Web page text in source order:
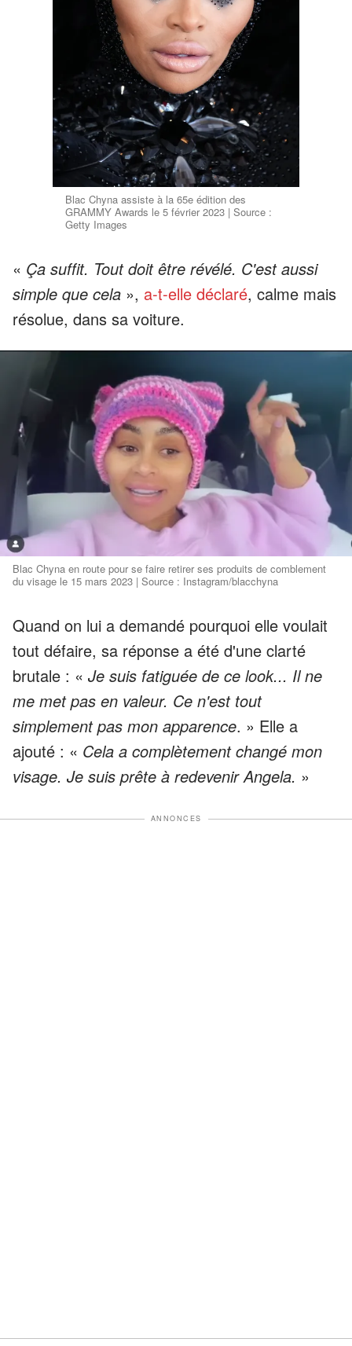
Blac Chyna assiste à la 65e édition des
GRAMMY Awards le 5 février 2023 | Source :
Getty Images
« Ça suffit. Tout doit être révélé. C'est aussi
simple que cela », a-t-elle déclaré, calme mais
résolue, dans sa voiture.
Blac Chyna en route pour se faire retirer ses produits de comblement
du visage le 15 mars 2023 | Source : Instagram/blacchyna
Quand on lui a demandé pourquoi elle voulait
tout défaire, sa réponse a été d'une clarté
brutale : « Je suis fatiguée de ce look... Il ne
me met pas en valeur. Ce n'est tout
simplement pas mon apparence. » Elle a
ajouté : « Cela a complètement changé mon
visage. Je suis prête à redevenir Angela. »
ANNONCES